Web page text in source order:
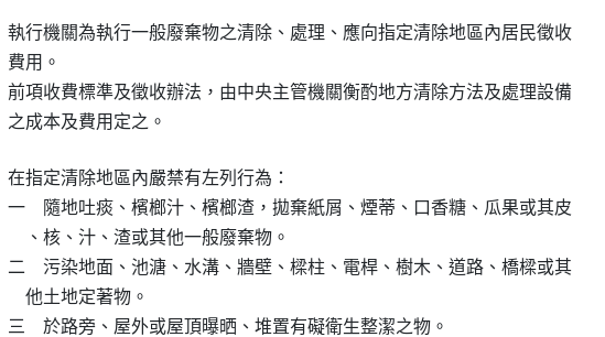
執行機關為執行一般廢棄物之清除、處理、應向指定清除地區內居民徵收
費用。
前項收費標準及徵收辦法，由中央主管機關衡酌地方清除方法及處理設備
在指定清除地區內嚴禁有左列行為：
一　隨地吐痰、檳榔汁、檳榔渣，拋棄紙屑、煙蒂、口香糖、瓜果或其皮
    、核、汁、渣或其他一般廢棄物。
二　污染地面、池溏、水溝、牆壁、樑柱、電桿、樹木、道路、橋樑或其
    他土地定著物。
三　於路旁、屋外或屋頂曝晒、堆置有礙衛生整潔之物。